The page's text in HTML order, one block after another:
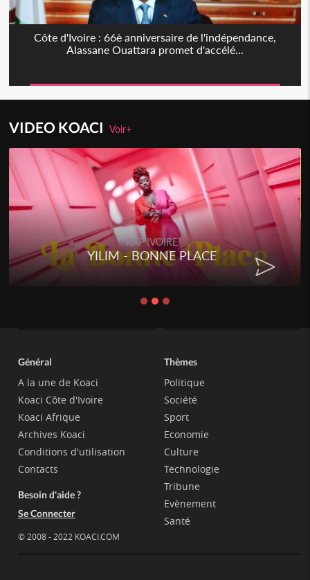
Côte d'Ivoire : 66è anniversaire de l'indépendance,
Alassane Ouattara promet d'accélé...
VIDEO KOACIVoir+
RAP IVOIRE
YILIM - BONNE PLACE
Général
A la une de Koaci
Koaci Côte d'Ivoire
Koaci Afrique
Archives Koaci
Conditions d'utilisation
Contacts
Besoin d'aide ?
Se Connecter
© 2008 - 2022 KOACI.COM
Thèmes
Politique
Société
Sport
Economie
Culture
Technologie
Tribune
Evènement
Santé